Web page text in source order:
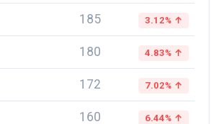
185 3.12% ↑
180 4.83% ↑
172 7.02% ↑
160 6.44% ↑